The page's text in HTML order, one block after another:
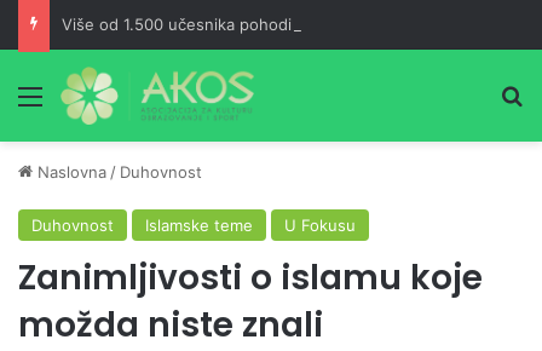
Meni
Naslovna / Duhovnost
Duhovnost Islamske teme U Fokusu
Zanimljivosti o islamu koje
možda niste znali